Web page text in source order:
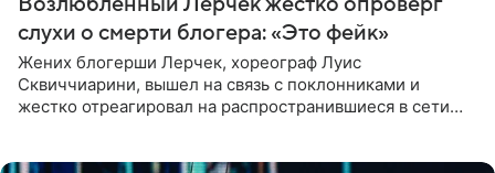
слухи о смерти блогера: «Это фейк»
Жених блогерши Лерчек, хореограф Луис
Сквиччиарини, вышел на связь с поклонниками и
жестко отреагировал на распространившиеся в сети